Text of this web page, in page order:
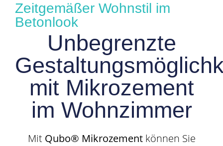
Zeitgemäßer Wohnstil im
Betonlook
Unbegrenzte
mit Mikrozement
im Wohnzimmer
Mit Qubo® Mikrozementkönnen Sie